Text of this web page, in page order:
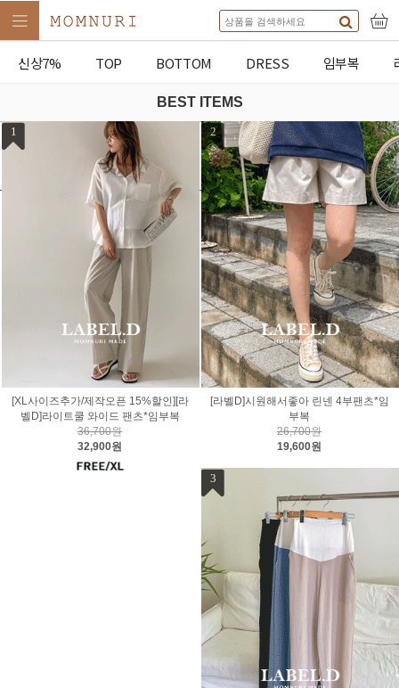
신상7% TOP BOTTOM DRESS 임부복
BEST ITEMS
1
[XL사이즈추가/제작오픈 15%할인][라
벨D]라이트쿨 와이드 팬츠*임부복
36,700원
32,900원
2
[라벨D]시원해서좋아 린넨 4부팬츠*임
부복
26,700원
19,600원
3